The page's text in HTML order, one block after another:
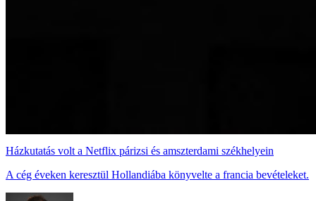
Házkutatás volt a Netflix párizsi és amszterdami székhelyein
A cég éveken keresztül Hollandiába könyvelte a francia bevételeket.